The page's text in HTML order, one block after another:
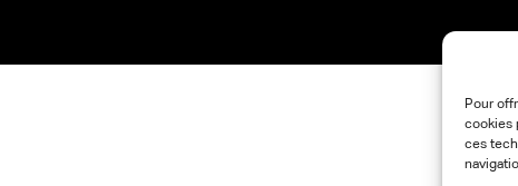
Pour
cookies
ces